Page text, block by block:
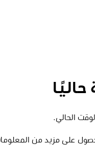
حاليًا
الحالي.
على مزيد من